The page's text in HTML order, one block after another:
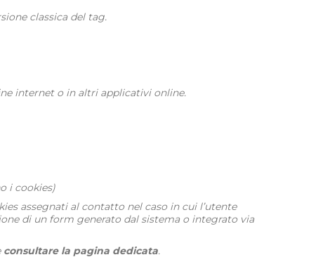
classica del tag.
internet o in altri applicativi online.
i cookies)
assegnati al contatto nel caso in cui l’utente
di un form generato dal sistema o integrato via
consultare la pagina dedicata.